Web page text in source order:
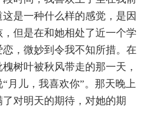
是一种什么样的感觉，是因
但是在和她相处了近一个学
，微妙到令我不知所措。在
树叶被秋风带走的那一天，
月儿，我喜欢你”。那天晚上
对明天的期待，对她的期